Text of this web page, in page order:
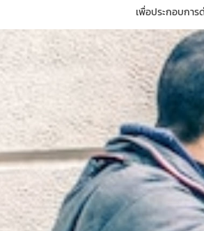
เพื่อประกอบการ